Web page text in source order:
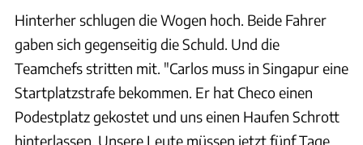
Hinterher schlugen die Wogen hoch. Beide Fahrer
gaben sich gegenseitig die Schuld. Und die
Teamchefs stritten mit. "Carlos muss in Singapur eine
Startplatzstrafe bekommen. Er hat Checo einen
Podestplatz gekostet und uns einen Haufen Schrott
hinterlassen. Unsere Leute müssen jetzt fünf Tage